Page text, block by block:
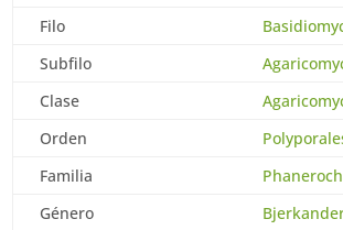
Filo
Subfilo
Clase
Orden
Familia
Género